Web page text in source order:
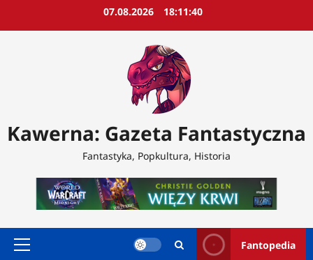
07.08.2026 18:11:42
Kawerna: Gazeta Fantastyczna
Fantastyka, Popkultura, Historia
Menu
Fantopedia